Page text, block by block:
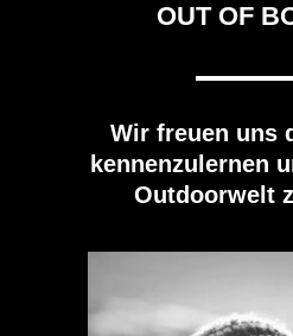
OUT OF
Wir freuen uns
kennenzulernen
Outdoorwelt